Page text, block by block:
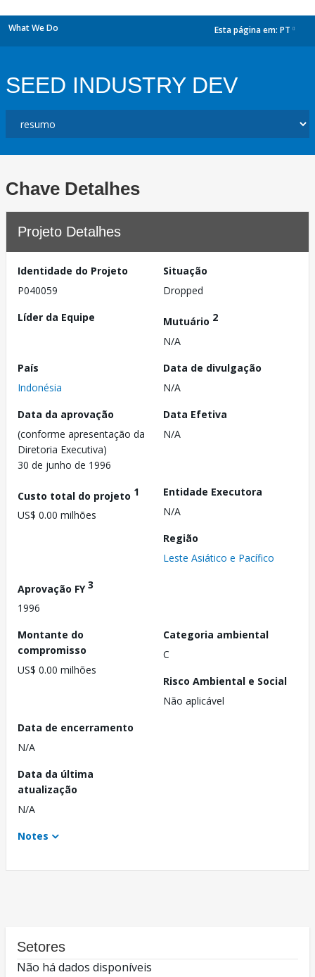
What We Do Esta página em: PT
SEED INDUSTRY DEV
Chave Detalhes
Projeto Detalhes
Identidade do Projeto
P040059
Situação
Dropped
Líder da Equipe
Mutuário 2
N/A
País
Indonésia
Data de divulgação
N/A
Data da aprovação
(conforme apresentação da
Diretoria Executiva)
30 de junho de 1996
Data Efetiva
N/A
Custo total do projeto 1
US$ 0.00 milhões
Entidade Executora
N/A
Região
Leste Asiático e Pacífico
Aprovação FY3
1996
Montante do
compromisso
US$ 0.00 milhões
Categoria ambiental
C
Risco Ambiental e Social
Não aplicável
Data de encerramento
N/A
Data da última
atualização
N/A
Notes
Setores
Não há dados disponíveis